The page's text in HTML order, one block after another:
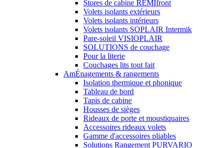
Stores de cabine REMIfront
Volets isolants extérieurs
Volets isolants intérieurs
Volets isolants SOPLAIR Intermik
Pare-soleil VISIOPLAIR
SOLUTIONS de couchage
Pour la literie
Couchages lits tout fait
AmÉnagements & rangements
Isolation thermique et phonique
Tableau de bord
Tapis de cabine
Housses de sièges
Rideaux de porte et moustiquaires
Accessoires rideaux volets
Gamme d'accessoires pliables
Solutions Rangement PURVARIO